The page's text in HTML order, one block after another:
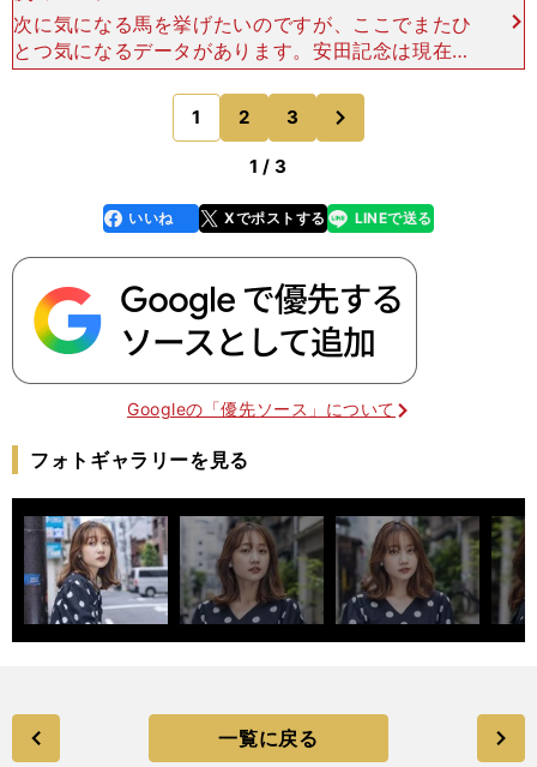
次に気になる馬を挙げたいのですが、ここでまたひ
とつ気になるデータがあります。安田記念は現在、
１番人気が６連敗中。先ほど話した直近２年だけで
なく、過去６年間敗れているんですね。今回、１番
人気が予想される
1 2 3
1 / 3
faceboo
k
いいね Xでポストする
line LINEで送る
Googleの「優先ソース」について
フォトギャラリーを見る
一覧に戻る